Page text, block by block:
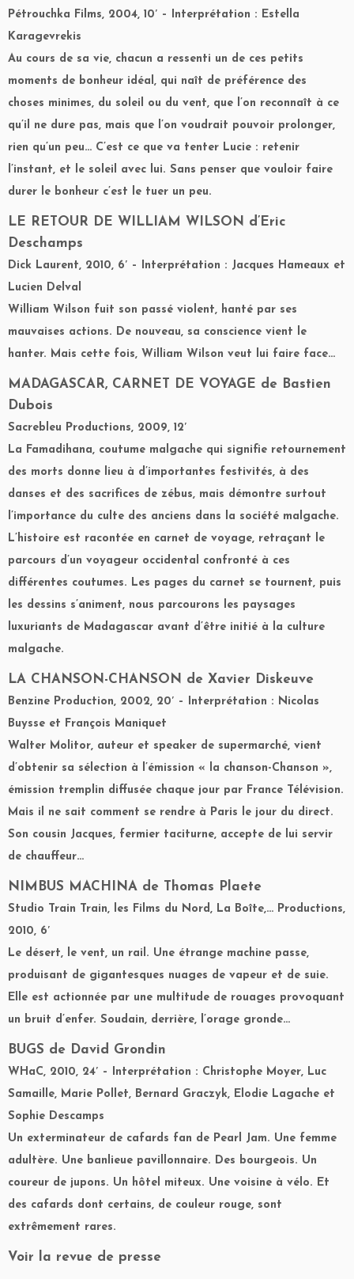
Pétrouchka Films, 2004, 10′ – Interprétation : Estella
Karagevrekis
Au cours de sa vie, chacun a ressenti un de ces petits
moments de bonheur idéal, qui naît de préférence des
choses minimes, du soleil ou du vent, que l’on reconnaît à ce
qu’il ne dure pas, mais que l’on voudrait pouvoir prolonger,
rien qu’un peu… C’est ce que va tenter Lucie : retenir
l’instant, et le soleil avec lui. Sans penser que vouloir faire
durer le bonheur c’est le tuer un peu.
LE RETOUR DE WILLIAM WILSON d’Eric
Deschamps
Dick Laurent, 2010, 6′ – Interprétation : Jacques Hameaux et
Lucien Delval
William Wilson fuit son passé violent, hanté par ses
mauvaises actions. De nouveau, sa conscience vient le
hanter. Mais cette fois, William Wilson veut lui faire face…
MADAGASCAR, CARNET DE VOYAGE de Bastien
Dubois
Sacrebleu Productions, 2009, 12′
La Famadihana, coutume malgache qui signifie retournement
des morts donne lieu à d’importantes festivités, à des
danses et des sacrifices de zébus, mais démontre surtout
l’importance du culte des anciens dans la société malgache.
L’histoire est racontée en carnet de voyage, retraçant le
parcours d’un voyageur occidental confronté à ces
différentes coutumes. Les pages du carnet se tournent, puis
les dessins s’animent, nous parcourons les paysages
luxuriants de Madagascar avant d’être initié à la culture
malgache.
LA CHANSON-CHANSON de Xavier Diskeuve
Benzine Production, 2002, 20′ – Interprétation : Nicolas
Buysse et François Maniquet
Walter Molitor, auteur et speaker de supermarché, vient
d’obtenir sa sélection à l’émission « la chanson-Chanson »,
émission tremplin diffusée chaque jour par France Télévision.
Mais il ne sait comment se rendre à Paris le jour du direct.
Son cousin Jacques, fermier taciturne, accepte de lui servir
de chauffeur…
NIMBUS MACHINA de Thomas Plaete
Studio Train Train, les Films du Nord, La Boîte,… Productions,
2010, 6′
Le désert, le vent, un rail. Une étrange machine passe,
produisant de gigantesques nuages de vapeur et de suie.
Elle est actionnée par une multitude de rouages provoquant
un bruit d’enfer. Soudain, derrière, l’orage gronde…
BUGS de David Grondin
WHaC, 2010, 24′ – Interprétation : Christophe Moyer, Luc
Samaille, Marie Pollet, Bernard Graczyk, Elodie Lagache et
Sophie Descamps
Un exterminateur de cafards fan de Pearl Jam. Une femme
adultère. Une banlieue pavillonnaire. Des bourgeois. Un
coureur de jupons. Un hôtel miteux. Une voisine à vélo. Et
des cafards dont certains, de couleur rouge, sont
extrêmement rares.
Voir la revue de presse